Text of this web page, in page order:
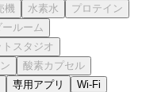
専用アプリ Wi-Fi